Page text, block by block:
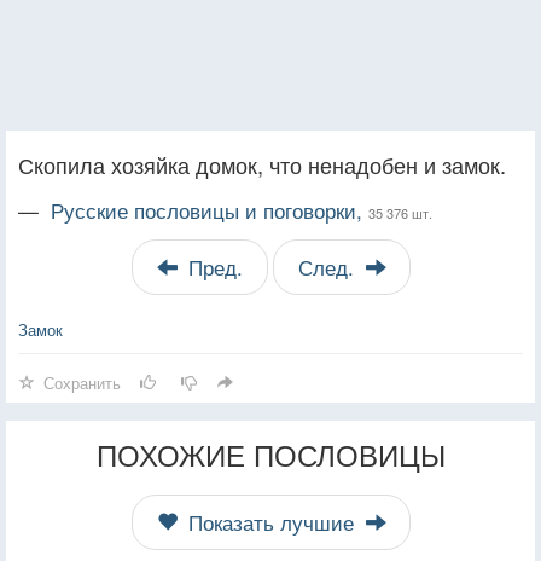
Скопила хозяйка домок, что ненадобен и замок.
— Русские пословицы и поговорки, 35 376 шт.
Пред. След.
Замок
Сохранить
ПОХОЖИЕ ПОСЛОВИЦЫ
Показать лучшие